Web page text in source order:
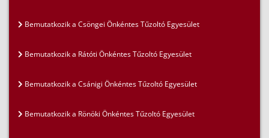
Bemutatkozik a Csöngei Önkéntes Tűzoltó Egyesület
Bemutatkozik a Rátóti Önkéntes Tűzoltó Egyesület
Bemutatkozik a Csánigi Önkéntes Tűzoltó Egyesület
Bemutatkozik a Rönöki Önkéntes Tűzoltó Egyesület